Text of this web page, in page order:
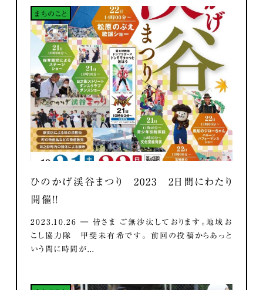
まちのこと
ひのかげ渓谷まつり 2023 2日間にわたり
開催！！
2023.10.26 ― 皆さま ご無沙汰しております。地域お
こし協力隊 甲斐未有希です。 前回の投稿からあっと
いう間に時間が...